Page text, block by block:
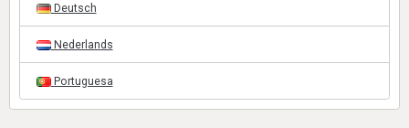
Deutsch
Nederlands
Portuguesa